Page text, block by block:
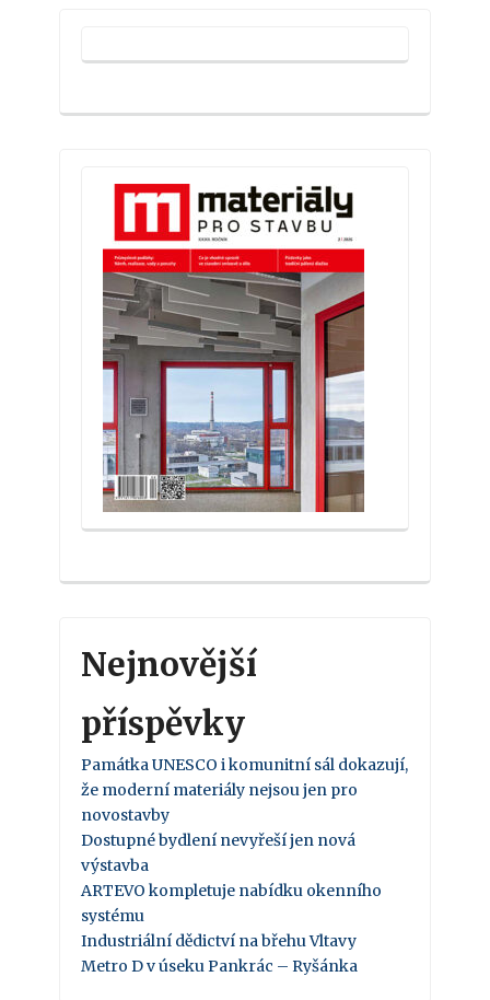
Nejnovější
příspěvky
Památka UNESCO i komunitní sál dokazují,
že moderní materiály nejsou jen pro
novostavby
Dostupné bydlení nevyřeší jen nová
výstavba
ARTEVO kompletuje nabídku okenního
systému
Industriální dědictví na břehu Vltavy
Metro D v úseku Pankrác – Ryšánka